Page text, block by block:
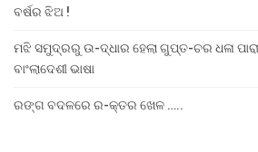
ବର୍ଷର ଝିଅ !
ମଝି ସମୁଦ୍ରରୁ ଉ-ଦ୍ଧାର ହେଲା ଗୁପ୍ତ-ଚର ଧଳା ପାରା,
ବାଂଲାଦେଶୀ ଭାଷା
ରଙ୍ଗ ବଦଳରେ ର-କ୍ତର ଖେଳ …..